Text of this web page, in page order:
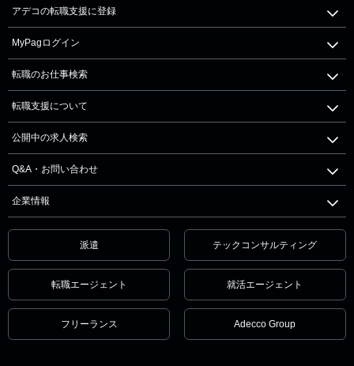
アデコの転職支援に登録
MyPagログイン
転職のお仕事検索
転職支援について
公開中の求人検索
Q&A・お問い合わせ
企業情報
派遣 テックコンサルティング
転職エージェント 就活エージェント
フリーランス Adecco Group